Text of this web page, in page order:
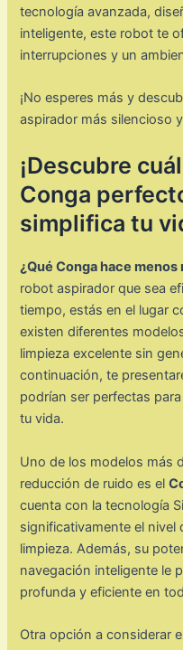
tecnología avanzada,
inteligente, este robot te
interrupciones y un
¡No esperes más y
aspirador más silencioso
¡Descubre
Conga
simplifica tu
¿Qué Conga hace menos
robot aspirador que sea
tiempo, estás en el lugar
existen diferentes
limpieza excelente sin
continuación, te
podrían ser perfectas
tu vida.
Uno de los modelos más
reducción de ruido es el
cuenta con la tecnología
significativamente el nivel
limpieza. Además, su
navegación inteligente le
profunda y eficiente en
Otra opción a considerar